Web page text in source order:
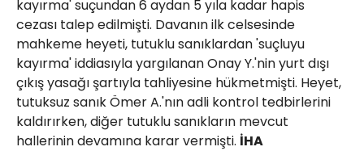
kayırma' suçundan 6 aydan 5 yıla kadar hapis
cezası talep edilmişti. Davanın ilk celsesinde
mahkeme heyeti, tutuklu sanıklardan 'suçluyu
kayırma' iddiasıyla yargılanan Onay Y.'nin yurt dışı
çıkış yasağı şartıyla tahliyesine hükmetmişti. Heyet,
tutuksuz sanık Ömer A.'nın adli kontrol tedbirlerini
kaldırırken, diğer tutuklu sanıkların mevcut
hallerinin devamına karar vermişti. İHA